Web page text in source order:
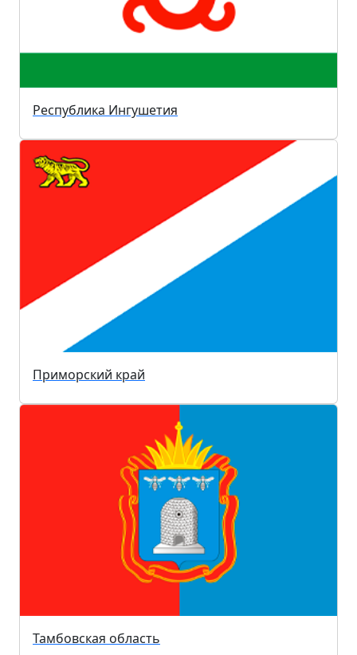
Республика Ингушетия
Приморский край
Тамбовская область